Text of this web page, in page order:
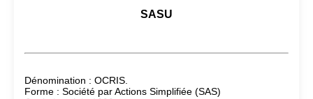
SASU
Dénomination : OCRIS.
Forme : Société par Actions Simplifiée (SAS)